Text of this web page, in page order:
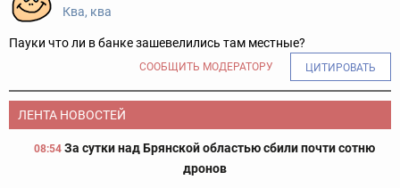
Ква, ква
Пауки что ли в банке зашевелились там местные?
СООБЩИТЬ МОДЕРАТОРУ ЦИТИРОВАТЬ
ЛЕНТА НОВОСТЕЙ
08:54 За сутки над Брянской областью сбили почти сотню
дронов